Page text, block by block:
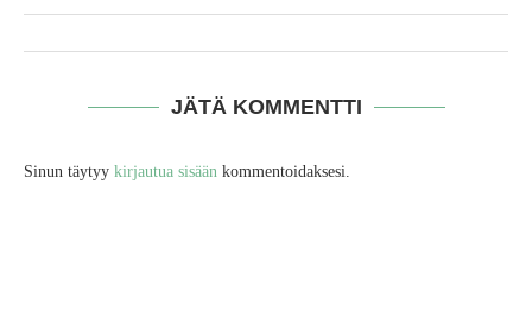
JÄTÄ KOMMENTTI
Sinun täytyy kirjautua sisään kommentoidaksesi.